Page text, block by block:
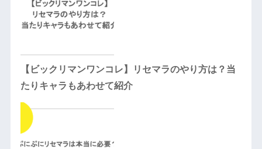
【ビックリマンワンコレ】リセマラのやり方は？当
たりキャラもあわせて紹介